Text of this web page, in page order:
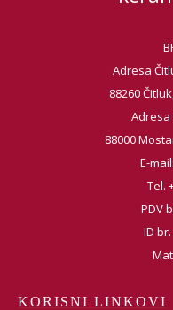
Adresa
88260
Adresa
88000
E-mail:
Tel.
PDV
ID
KORISNI LINKOVI